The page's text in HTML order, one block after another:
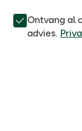
Ontvang al
advies.